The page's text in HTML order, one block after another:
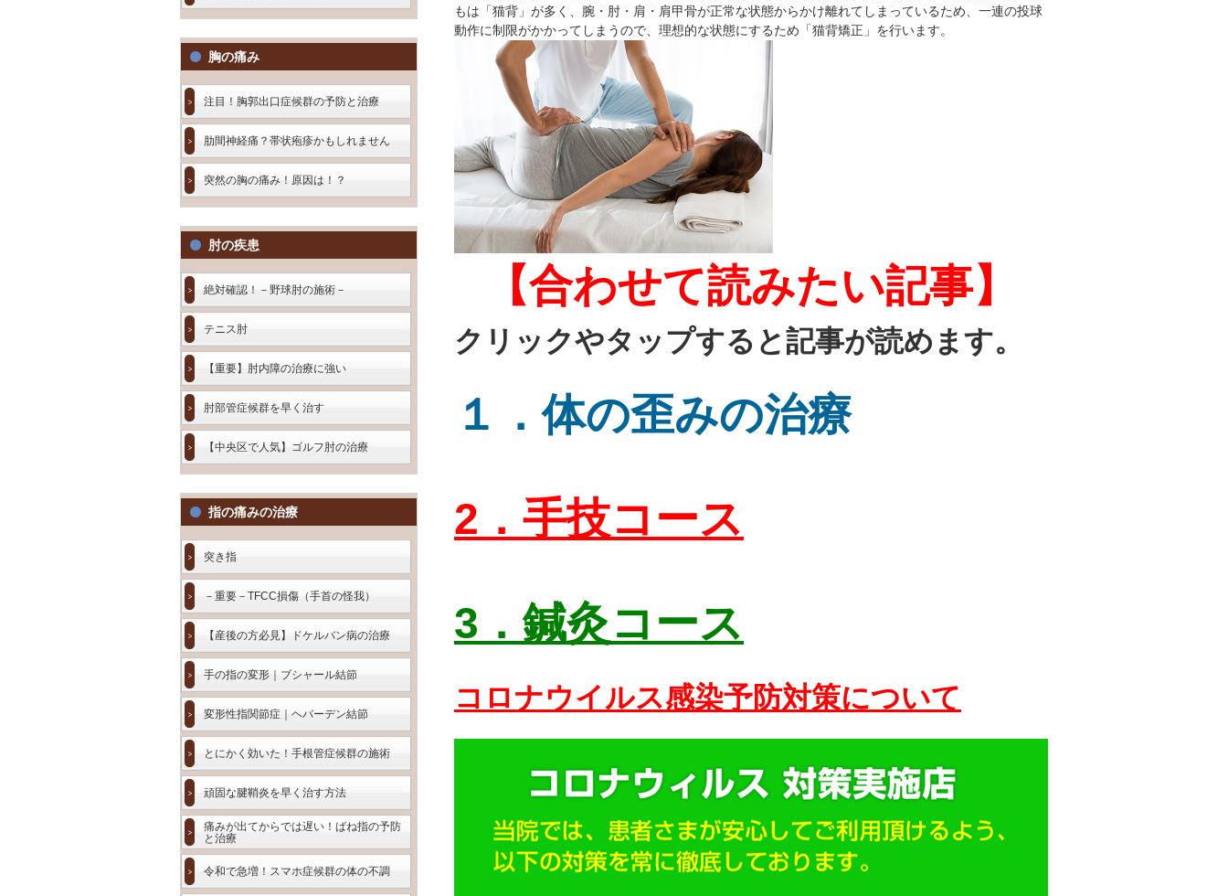
胸の痛み
注目！胸郭出口症候群の予防と治療
肋間神経痛？帯状疱疹かもしれません
突然の胸の痛み！原因は！？
肘の疾患
絶対確認！－野球肘の施術－
テニス肘
【重要】肘内障の治療に強い
肘部管症候群を早く治す
【中央区で人気】ゴルフ肘の治療
指の痛みの治療
突き指
－重要－TFCC損傷（手首の怪我）
【産後の方必見】ドケルバン病の治療
手の指の変形｜ブシャール結節
変形性指関節症｜ヘバーデン結節
とにかく効いた！手根管症候群の施術
頑固な腱鞘炎を早く治す方法
痛みが出てからでは遅い！ばね指の予防
と治療
令和で急増！スマホ症候群の体の不調
もは「猫背」が多く、腕・肘・肩・肩甲骨が正常な状態からかけ離れてしまっているため、一連の投球
動作に制限がかかってしまうので、理想的な状態にするため「猫背矯正」を行います。
【合わせて読みたい記事】
クリックやタップすると記事が読めます。
１．体の歪みの治療
2．手技コース
3．鍼灸コース
コロナウイルス感染予防対策について